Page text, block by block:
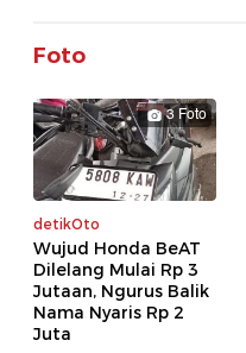
Foto
3 Foto
detikOto
Wujud Honda BeAT
Dilelang Mulai Rp 3
Jutaan, Ngurus Balik
Nama Nyaris Rp 2
Juta